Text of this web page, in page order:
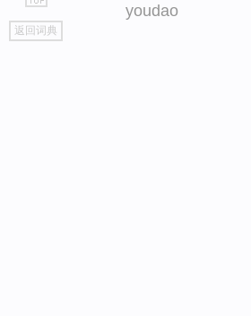
go
top
返回词典
youdao